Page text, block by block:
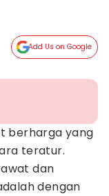
Add Us on Google
berharga yang
teratur.
dan
dengan